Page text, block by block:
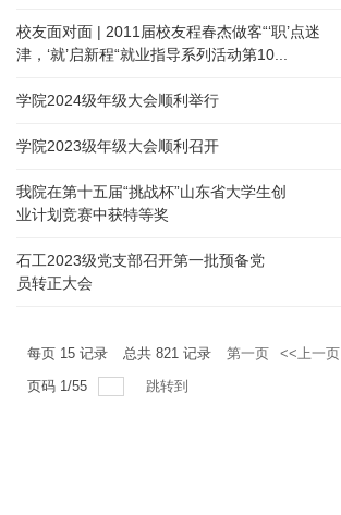
校友面对面 | 2011届校友程春杰做客“‘职’点迷
津，‘就’启新程“就业指导系列活动第10...
学院2024级年级大会顺利举行
学院2023级年级大会顺利召开
我院在第十五届“挑战杯”山东省大学生创
业计划竞赛中获特等奖
石工2023级党支部召开第一批预备党
员转正大会
每页 15 记录 总共 821 记录 第一页 <<上一页
页码 1/55 跳转到